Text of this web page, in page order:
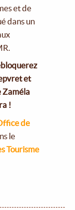
et de
dans un
et
Zaméla
!
de
le
Tourisme